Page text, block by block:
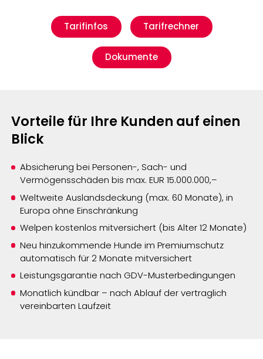
Tarifinfos Tarifrechner
Dokumente
Vorteile für Ihre Kunden auf einen
Blick
Absicherung bei Personen-, Sach- und
Vermögensschäden bis max. EUR 15.000.000,–
Weltweite Auslandsdeckung (max. 60 Monate), in
Europa ohne Einschränkung
Welpen kostenlos mitversichert (bis Alter 12 Monate)
Neu hinzukommende Hunde im Premiumschutz
automatisch für 2 Monate mitversichert
Leistungsgarantie nach GDV-Musterbedingungen
Monatlich kündbar – nach Ablauf der vertraglich
vereinbarten Laufzeit